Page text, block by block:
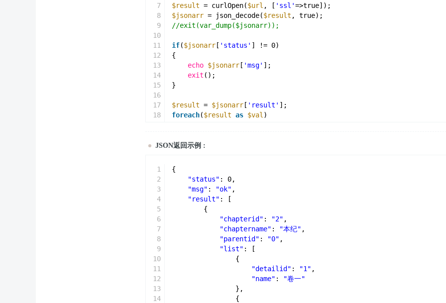
7
8
9
10
11
12
13
14
15
16
17
18
21
$result = curlOpen($url , [ 'ssl'=>true]);
$jsonarr = json_decode($result , true);
//exit(var_dump($jsonarr));
if($jsonarr [ 'status' ] != 0)
{
echo $jsonarr [ 'msg' ];
exit ();
}
$result = $jsonarr [ 'result' ];
foreach($result as $val )
if(is_array
echo
}
JSON返回示例 :
1
2
3
4
5
6
7
8
9
10
11
12
13
14
{
"status" : 0,
"msg" : "ok" ,
"result" : [
{
"chapterid" : "2" ,
"chaptername" : "本纪" ,
"parentid" : "0" ,
"list" : [
{
"detailid" : "1" ,
"name" :
"卷一"
},
{